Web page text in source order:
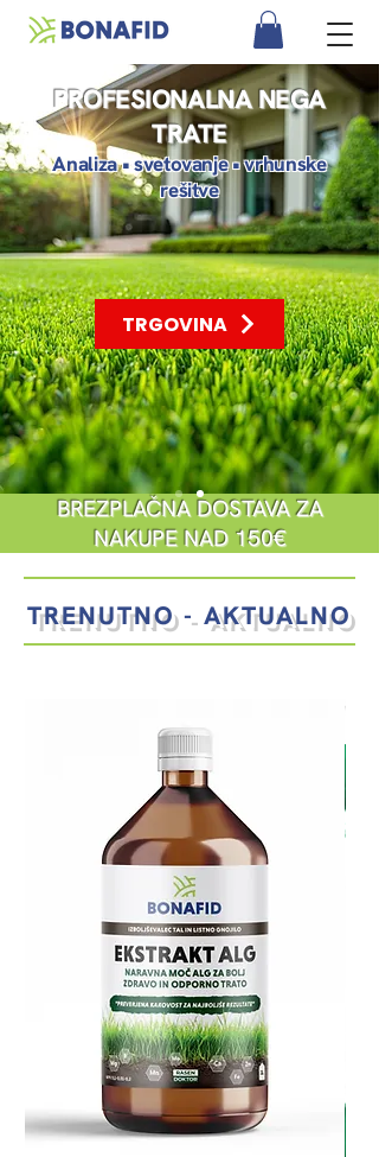
PROFESIONALNA NEGA
TRATE
Analiza • svetovanje • vrhunske
rešitve
TRGOVINA
BREZPLAČNA DOSTAVA ZA
NAKUPE NAD 150€
TRENUTNO - AKTUALNO